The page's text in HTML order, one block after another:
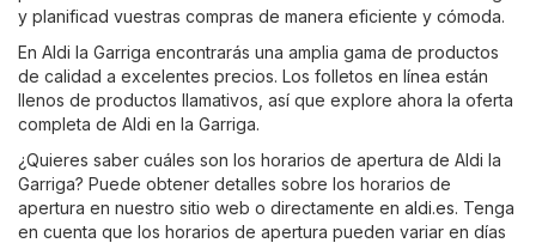
y planificad vuestras compras de manera eficiente y cómoda.
En Aldi la Garriga encontrarás una amplia gama de productos
de calidad a excelentes precios. Los folletos en línea están
llenos de productos llamativos, así que explore ahora la oferta
completa de Aldi en la Garriga.
¿Quieres saber cuáles son los horarios de apertura de Aldi la
Garriga? Puede obtener detalles sobre los horarios de
apertura en nuestro sitio web o directamente en aldi.es. Tenga
en cuenta que los horarios de apertura pueden variar en días